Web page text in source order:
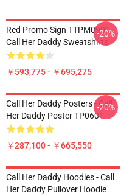
Red Promo Sign TTPM0901
Call Her Daddy Sweatshirts
￥593,775 - ￥695,275
-20%
Call Her Daddy Posters - Call
Her Daddy Poster TP0601
￥287,100 - ￥665,550
-20%
Call Her Daddy Hoodies - Call
Her Daddy Pullover Hoodie